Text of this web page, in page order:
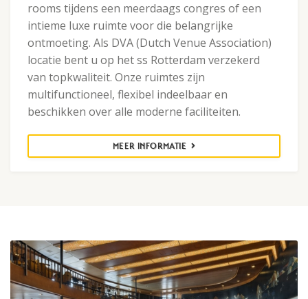
rooms tijdens een meerdaags congres of een
intieme luxe ruimte voor die belangrijke
ontmoeting. Als DVA (Dutch Venue Association)
locatie bent u op het ss Rotterdam verzekerd
van topkwaliteit. Onze ruimtes zijn
multifunctioneel, flexibel indeelbaar en
beschikken over alle moderne faciliteiten.
MEER INFORMATIE